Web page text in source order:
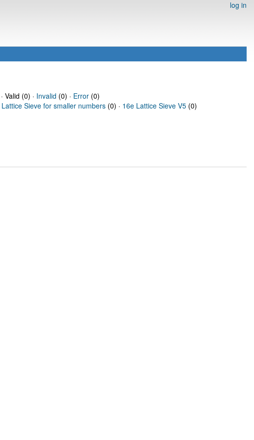
log in
Valid (0) · Invalid (0) · Error(0)
Lattice Sieve for smaller numbers (0) · 16e Lattice Sieve V5 (0)